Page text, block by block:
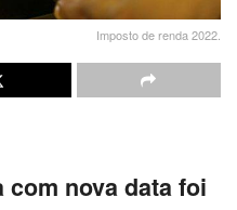
Imposto de renda 2022.
nova data foi